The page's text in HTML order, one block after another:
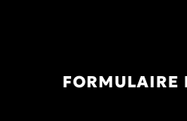
FORMULAIRE